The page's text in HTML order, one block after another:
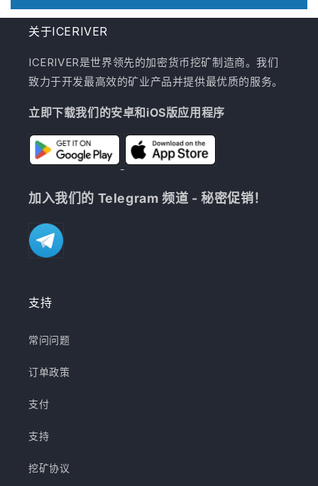
关于ICERIVER
ICERIVER是世界领先的加密货币挖矿制造商。我们
致力于开发最高效的矿业产品并提供最优质的服务。
立即下载我们的安卓和iOS版应用程序
加入我们的 Telegram 频道 - 秘密促销！
支持
常问问题
订单政策
支付
支持
挖矿协议